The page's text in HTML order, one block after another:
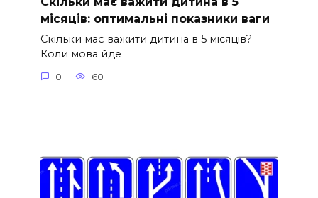
місяців: оптимальні показники ваги
Скільки має важити дитина в 5 місяців?
Коли мова йде
0 60